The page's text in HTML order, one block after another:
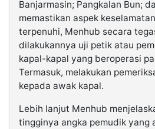
Banjarmasin; Pangkalan Bun;
memastikan aspek
terpenuhi, Menhub secara
dilakukannya uji petik atau
kapal-kapal yang beroperasi
Termasuk, melakukan
kepada awak kapal.
Lebih lanjut Menhub
tingginya angka pemudik yang